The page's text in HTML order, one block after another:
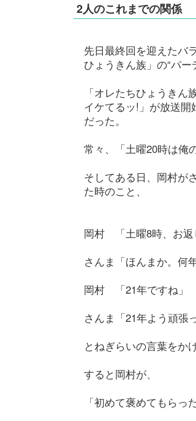
2人のこれまでの関係
先日最終回を迎えたバ
ひょうきん族」の“パ
「オレたちひょうき
イケてるッ!」が放送
だった。
常々、「土曜20時は俺
そしてある日、岡村が
た時のこと、
岡村 「土曜8時、お返
さんま「ほんまか。何
岡村 「21年ですね」
さんま「21年よう頑張
とねぎらいの言葉をか
すると岡村が、
「初めて褒めてもらっ